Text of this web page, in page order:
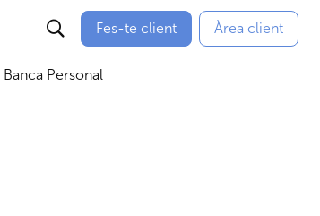
Fes-te client Àrea client
Abrir submenú
Banca Personal